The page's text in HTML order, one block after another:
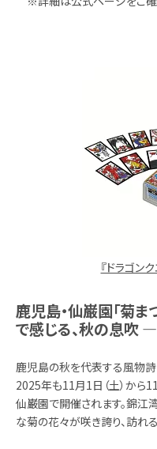
『ドラゴン
鹿児島・仙巌園「菊
で感じる、秋の息吹 —
鹿児島の秋を代表する風物詩
2025年も11月1日（土）から
仙巌園で開催されます。錦江
な菊の花々が咲き誇り、訪れ